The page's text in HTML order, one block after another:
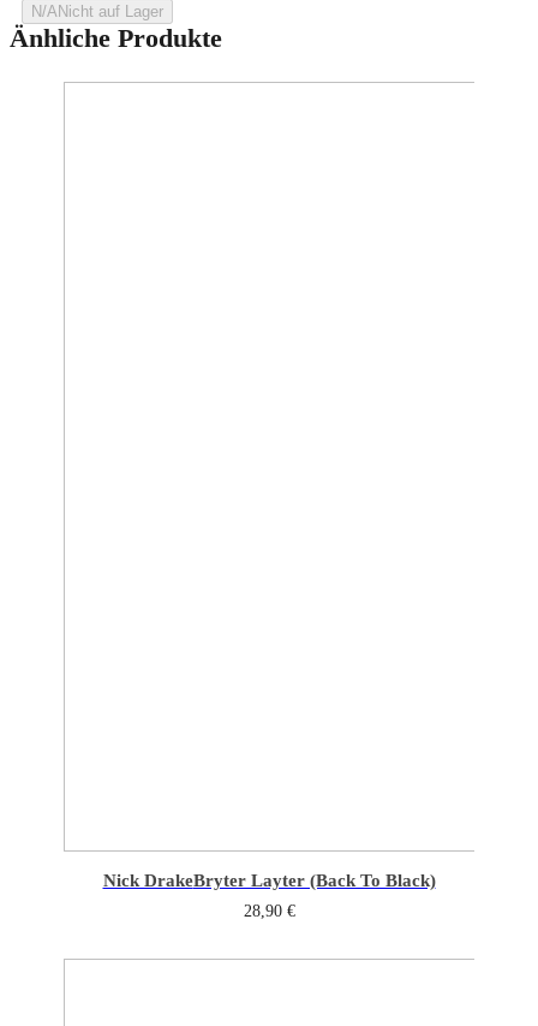
N/ANicht auf Lager
Änhliche Produkte
Nick DrakeBryter Layter (Back To Black)
28,90 €